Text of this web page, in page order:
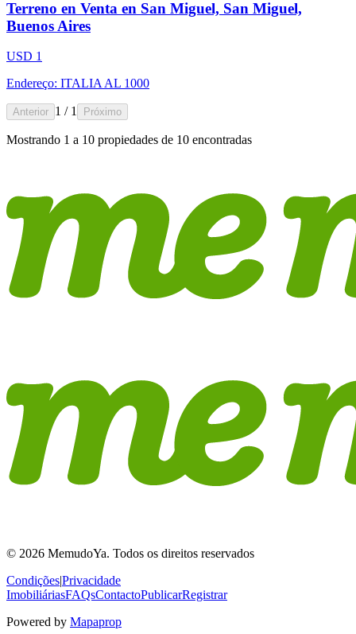
Terreno en Venta en San Miguel, San Miguel,
Buenos Aires
USD 1
Endereço: ITALIA AL 1000
Anterior 1 / 1 Próximo
Mostrando 1 a 10 propiedades de 10 encontradas
© 2026 MemudoYa. Todos os direitos reservados
Condições|Privacidade
ImobiliáriasFAQsContactoPublicarRegistrar
Powered by Mapaprop